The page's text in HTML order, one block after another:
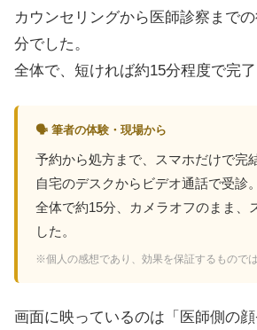
カウンセリングから医師診察まで
分でした。
全体で、短ければ約15分程度で完了
🗣 筆者の体験・現場から
予約から処方まで、スマホだけで完
自宅のデスクからビデオ通話で受診。
全体で約15分、カメラオフのまま、
した。
※個人の感想であり、効果を保証するものでは
画面に映っているのは「医師側の